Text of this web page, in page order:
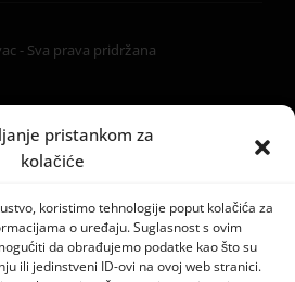
pristankom za
kolačiće
koristimo tehnologije poput kolačića za
o uređaju. Suglasnost s ovim
da obrađujemo podatke kao što su
ili jedinstveni ID-ovi na ovoj web stranici.
- Sva prava pridržana